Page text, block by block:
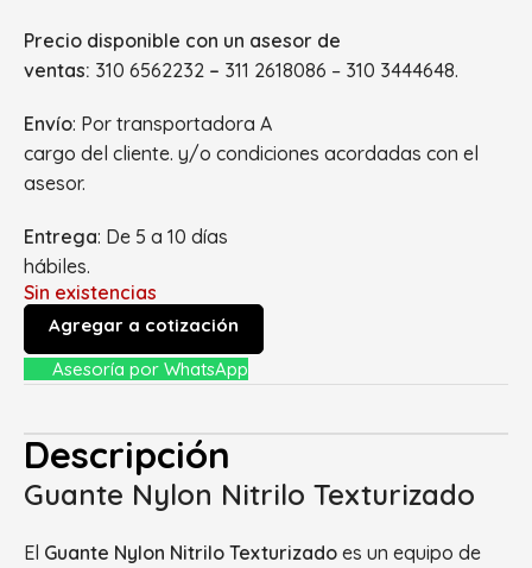
Precio disponible con un asesor de
ventas: 310 6562232 – 311 2618086 – 310 3444648.
Envío: Por transportadora A
cargo del cliente. y/o condiciones acordadas con el
asesor.
Entrega: De 5 a 10 días
hábiles.
Sin existencias
Agregar a cotización
Asesoría por WhatsApp
Descripción
Guante Nylon Nitrilo Texturizado
El Guante Nylon Nitrilo Texturizado es un equipo de